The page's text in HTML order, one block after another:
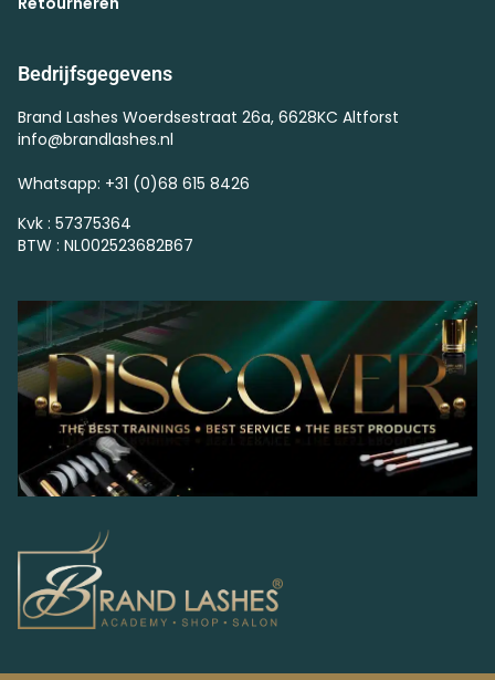
Bedrijfsgegevens
Brand Lashes Woerdsestraat 26a, 6628KC Altforst
info@brandlashes.nl
Whatsapp: +31 (0)68 615 8426
Kvk : 57375364
BTW : NL002523682B67